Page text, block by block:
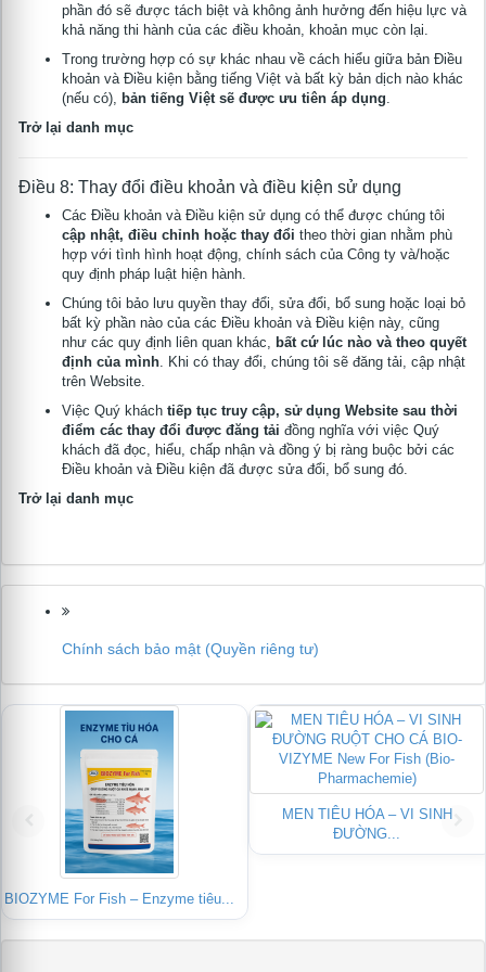
phần đó sẽ được tách biệt và không ảnh hưởng đến hiệu lực và
khả năng thi hành của các điều khoản, khoản mục còn lại.
Trong trường hợp có sự khác nhau về cách hiểu giữa bản Điều
khoản và Điều kiện bằng tiếng Việt và bất kỳ bản dịch nào khác
(nếu có),
bản tiếng Việt sẽ được ưu tiên áp dụng
Trở lại danh mục
Điều 8: Thay đổi điều khoản và điều kiện sử dụng
Các Điều khoản và Điều kiện sử dụng có thể được chúng tôi
cập nhật, điều chỉnh hoặc thay đổi theo thời gian nhằm phù
hợp với tình hình hoạt động, chính sách của Công ty và/hoặc
quy định pháp luật hiện hành.
Chúng tôi bảo lưu quyền thay đổi, sửa đổi, bổ sung hoặc loại bỏ
bất kỳ phần nào của các Điều khoản và Điều kiện này, cũng
như các quy định liên quan khác,
bất cứ lúc nào và theo quyết
định của mình . Khi có thay đổi, chúng tôi sẽ đăng tải, cập nhật
trên Website.
Việc Quý khách tiếp tục truy cập, sử dụng Website sau thời
điểm các thay đổi được đăng tải đồng nghĩa với việc Quý
khách đã đọc, hiểu, chấp nhận và đồng ý bị ràng buộc bởi các
Điều khoản và Điều kiện đã được sửa đổi, bổ sung đó.
Trở lại danh mục
Chính sách bảo mật (Quyền riêng tư)
BIOZYME For Fish – Enzyme tiêu...
MEN TIÊU HÓA – VI SINH
ĐƯỜNG...